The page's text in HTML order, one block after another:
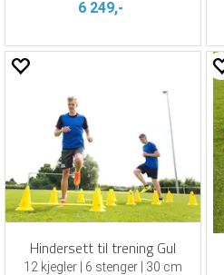
6 249,-
Hindersett til trening Gul
12 kjegler | 6 stenger | 30 cm